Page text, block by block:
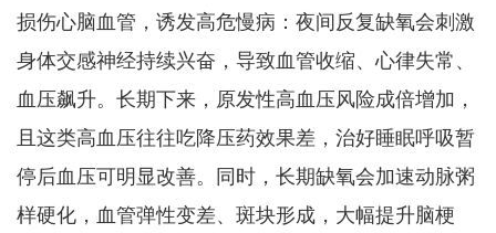
损伤心脑血管，诱发高危慢病：夜间反复缺氧会刺激
身体交感神经持续兴奋，导致血管收缩、心律失常、
血压飙升。长期下来，原发性高血压风险成倍增加，
且这类高血压往往吃降压药效果差，治好睡眠呼吸暂
停后血压可明显改善。同时，长期缺氧会加速动脉粥
样硬化，血管弹性变差、斑块形成，大幅提升脑梗